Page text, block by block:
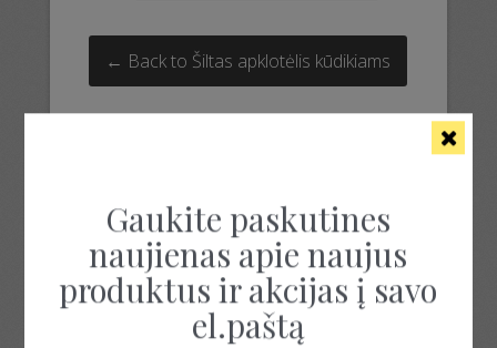
← Back to Šiltas apklotėlis kūdikiams
Gaukite paskutines
naujienas apie naujus
produktus ir akcijas į savo
el.paštą